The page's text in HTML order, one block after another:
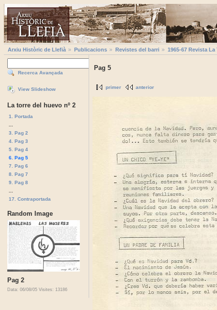
Arxiu Històric de Llefià Publicacions Revistes del barri 1965-67 Revista
Recerca Avançada
View Slideshow
La torre del huevo nº 2
1. Portada
3. Pag 2
4. Pag 3
5. Pag 4
6. Pag 5
7. Pag 6
8. Pag 7
9. Pag 8
17. Contraportada
Random Image
Pag 2
Data: 06/08/05 Visites: 13186
Pag 5
primer anterior